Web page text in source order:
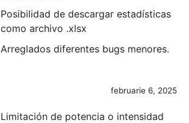
Posibilidad de descargar estadísticas
como archivo .xlsx
Arreglados diferentes bugs menores.
februarie 6, 2025
Limitación de potencia o intensidad